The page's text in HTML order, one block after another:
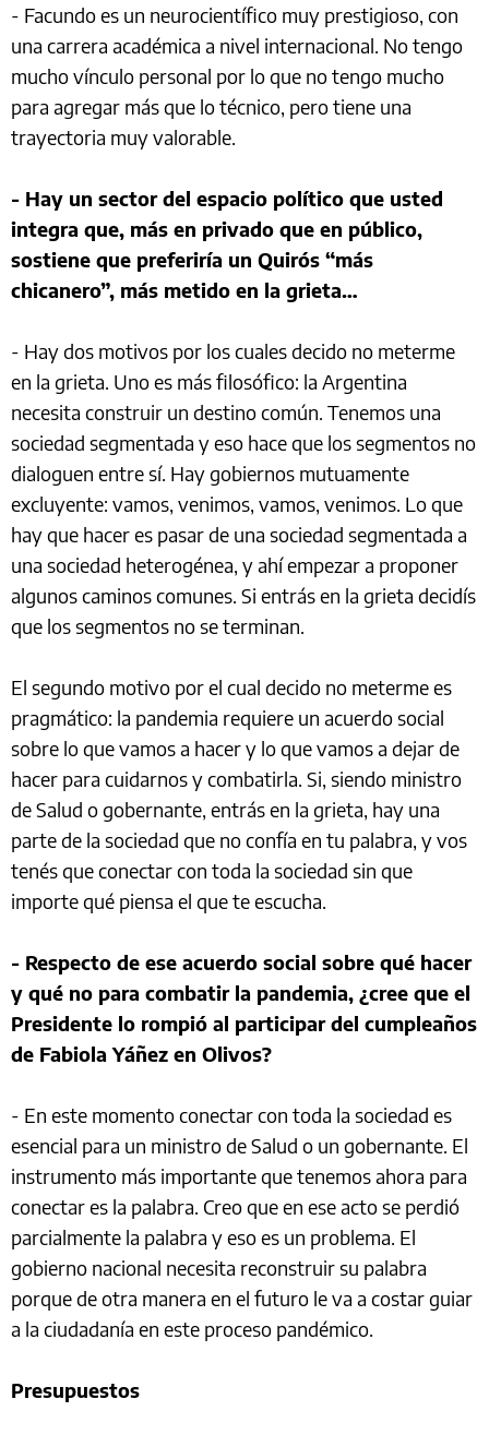
- Facundo es un neurocientífico muy prestigioso, con
una carrera académica a nivel internacional. No tengo
mucho vínculo personal por lo que no tengo mucho
para agregar más que lo técnico, pero tiene una
trayectoria muy valorable.
- Hay un sector del espacio político que usted
integra que, más en privado que en público,
sostiene que preferiría un Quirós “más
chicanero”, más metido en la grieta…
- Hay dos motivos por los cuales decido no meterme
en la grieta. Uno es más filosófico: la Argentina
necesita construir un destino común. Tenemos una
sociedad segmentada y eso hace que los segmentos no
dialoguen entre sí. Hay gobiernos mutuamente
excluyente: vamos, venimos, vamos, venimos. Lo que
hay que hacer es pasar de una sociedad segmentada a
una sociedad heterogénea, y ahí empezar a proponer
algunos caminos comunes. Si entrás en la grieta decidís
que los segmentos no se terminan.
El segundo motivo por el cual decido no meterme es
pragmático: la pandemia requiere un acuerdo social
sobre lo que vamos a hacer y lo que vamos a dejar de
hacer para cuidarnos y combatirla. Si, siendo ministro
de Salud o gobernante, entrás en la grieta, hay una
parte de la sociedad que no confía en tu palabra, y vos
tenés que conectar con toda la sociedad sin que
importe qué piensa el que te escucha.
- Respecto de ese acuerdo social sobre qué hacer
y qué no para combatir la pandemia, ¿cree que el
Presidente lo rompió al participar del cumpleaños
de Fabiola Yáñez en Olivos?
- En este momento conectar con toda la sociedad es
esencial para un ministro de Salud o un gobernante. El
instrumento más importante que tenemos ahora para
conectar es la palabra. Creo que en ese acto se perdió
parcialmente la palabra y eso es un problema. El
gobierno nacional necesita reconstruir su palabra
porque de otra manera en el futuro le va a costar guiar
a la ciudadanía en este proceso pandémico.
Presupuestos